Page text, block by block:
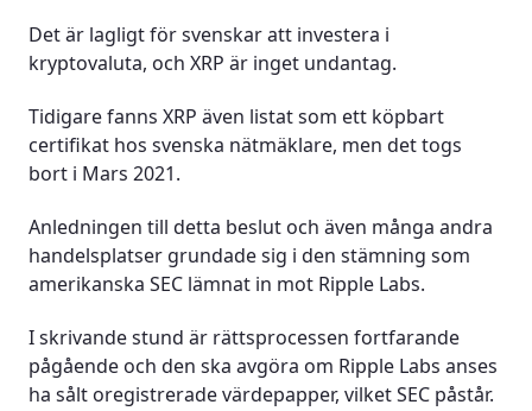
Det är lagligt för svenskar att investera i
kryptovaluta, och XRP är inget undantag.
Tidigare fanns XRP även listat som ett köpbart
certifikat hos svenska nätmäklare, men det togs
bort i Mars 2021.
Anledningen till detta beslut och även många andra
handelsplatser grundade sig i den stämning som
amerikanska SEC lämnat in mot Ripple Labs.
I skrivande stund är rättsprocessen fortfarande
pågående och den ska avgöra om Ripple Labs anses
ha sålt oregistrerade värdepapper, vilket SEC påstår.